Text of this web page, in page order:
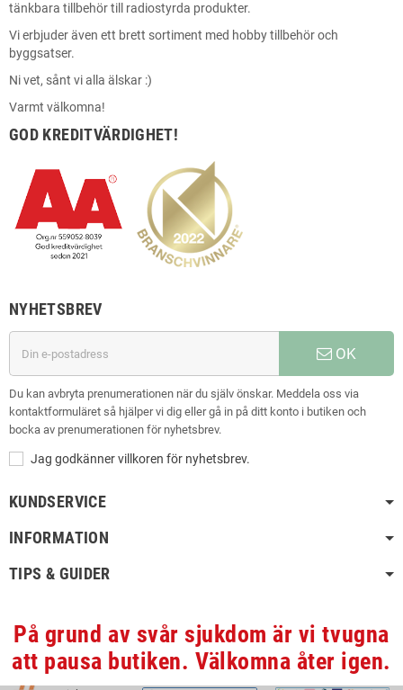
tänkbara tillbehör till radiostyrda produkter.
Vi erbjuder även ett brett sortiment med hobby tillbehör och
byggsatser.
Ni vet, sånt vi alla älskar :)
Varmt välkomna!
GOD KREDITVÄRDIGHET!
NYHETSBREV
OK
Du kan avbryta prenumerationen när du själv önskar. Meddela oss via
kontaktformuläret så hjälper vi dig eller gå in på ditt konto i butiken och
bocka av prenumerationen för nyhetsbrev.
Jag godkänner villkoren för nyhetsbrev.
KUNDSERVICE
INFORMATION
TIPS & GUIDER
På grund av svår sjukdom är vi tvugna
att pausa butiken. Välkomna åter igen.